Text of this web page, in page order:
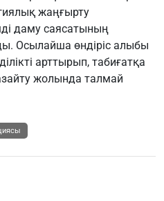
жаңғырту
даму саясатының
Осылайша өндіріс алыбы
арттырып, табиғатқа
жолында талмай